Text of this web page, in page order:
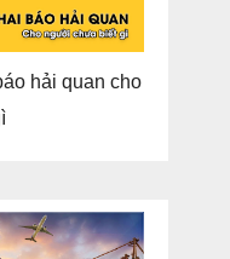
hải quan cho